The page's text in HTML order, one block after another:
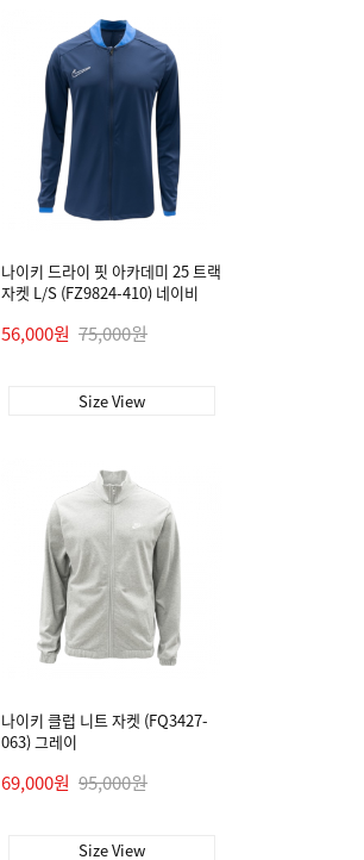
나이키 드라이 핏 아카데미 25 트랙
자켓 L/S (FZ9824-410) 네이비
56,000원 75,000원
Size View
나이키 클럽 니트 자켓 (FQ3427-
063) 그레이
69,000원 95,000원
Size View